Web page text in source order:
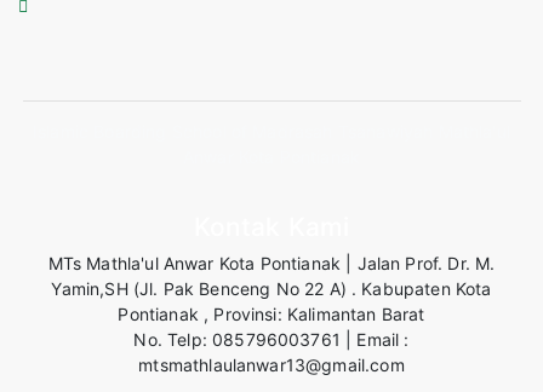
MTs Mathla'ul Anwar Kota Pontianak | Jalan Prof. Dr. M.
Yamin,SH (Jl. Pak Benceng No 22 A) . Kabupaten Kota
Pontianak , Provinsi: Kalimantan Barat
No. Telp: 085796003761 | Email :
mtsmathlaulanwar13@gmail.com